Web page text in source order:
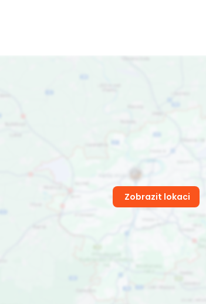
Zobrazit lokaci